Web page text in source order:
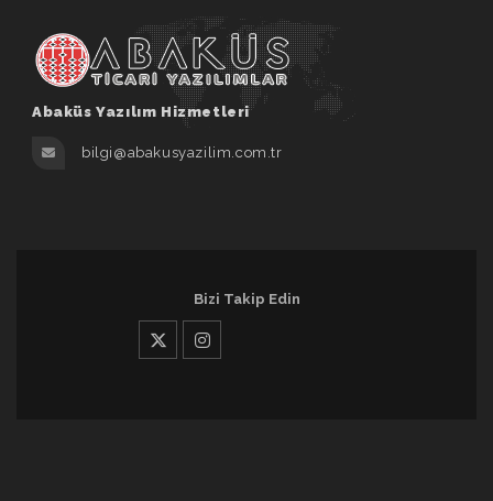
Abaküs Yazılım Hizmetleri
bilgi@abakusyazilim.com.tr
Bizi Takip Edin